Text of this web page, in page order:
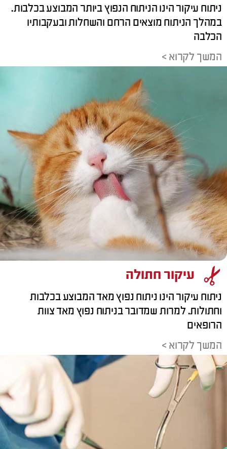
ניתוח עיקור הינו הניתוח הנפוץ ביותר המבוצע בכלבות.
במהלך הניתוח מוצאים הרחם והשחלות ובעקבותיו
הכלבה
המשך לקרוא >
עיקור חתולה
ניתוח עיקור הינו ניתוח נפוץ מאד המבוצע בכלבות
וחתולות. למרות שמדובר בניתוח נפוץ מאד צוות
הרופאים
המשך לקרוא >